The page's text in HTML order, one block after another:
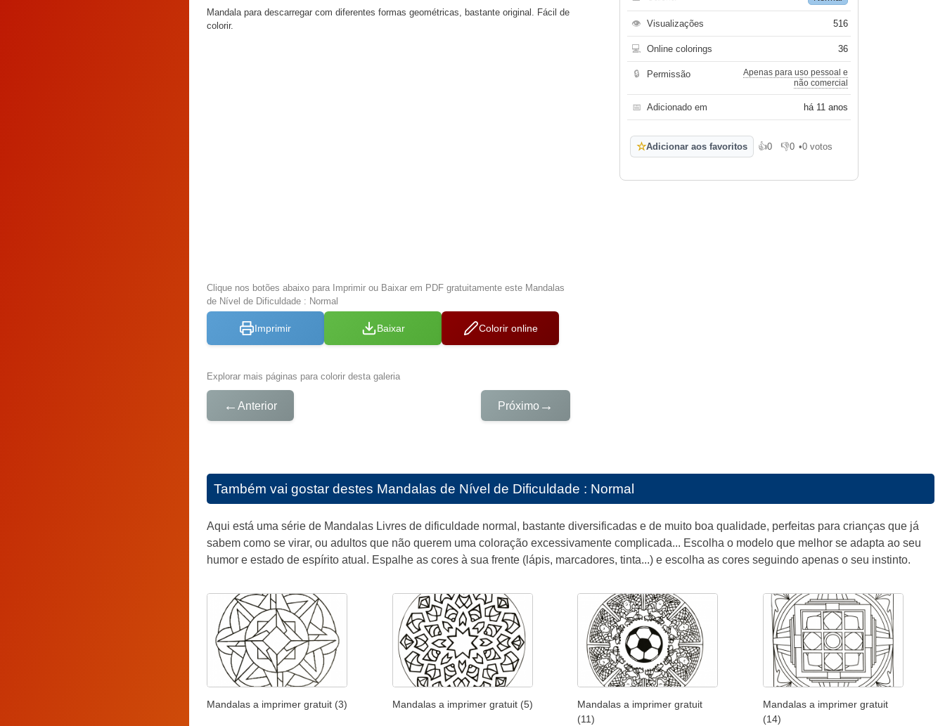
Mandala para descarregar com diferentes formas geométricas, bastante original. Fácil de
colorir.
Clique nos botões abaixo para Imprimir ou Baixar em PDF gratuitamente este Mandalas
de Nível de Dificuldade : Normal
Imprimir Baixar Colorir online
Explorar mais páginas para colorir desta galeria
← Anterior Próximo →
👁 Visualizações 516
💻 Online colorings 36
🔒 Permissão
Apenas para uso pessoal e
não comercial
📅 Adicionado em há 11 anos
☆Adicionar aos favoritos 👍0
Gosto 👎0
Não gosto
•0 votos
Também vai gostar destes Mandalas de Nível de Dificuldade : Normal
Aqui está uma série de Mandalas Livres de dificuldade normal, bastante diversificadas e de muito boa qualidade, perfeitas para crianças que já
sabem como se virar, ou adultos que não querem uma coloração excessivamente complicada... Escolha o modelo que melhor se adapta ao seu
humor e estado de espírito atual. Espalhe as cores à sua frente (lápis, marcadores, tinta...) e escolha as cores seguindo apenas o seu instinto.
Mandalas a imprimer gratuit (3) Mandalas a imprimer gratuit (5)
Mandalas a imprimer gratuit
(11)
Mandalas a imprimer gratuit
(14)